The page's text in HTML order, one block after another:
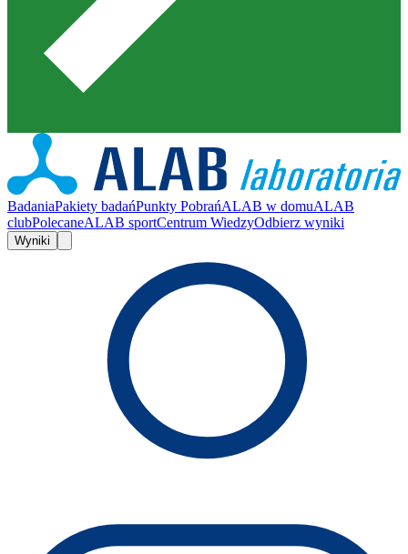
BadaniaPakiety badańPunkty PobrańALAB w domuALAB
clubPolecaneALAB sportCentrum WiedzyOdbierz wyniki
Wyniki